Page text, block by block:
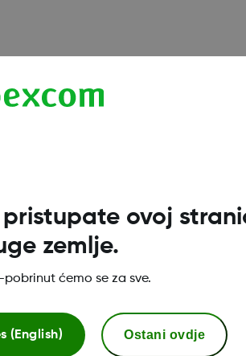
ako je to potrebno. Nemojte
ovoj
zemlje.
ćemo se za sve.
(English) Ostani ovdje